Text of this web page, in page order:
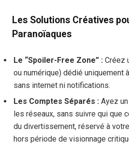
Les Solutions Créatives
Paranoïaques
Le “Spoiler-Free Zone” : Créez
ou numérique) dédié uniquement
sans internet ni notifications.
Les Comptes Séparés : Ayez
les réseaux, sans suivre qui que
du divertissement, réservé à
hors période de visionnage